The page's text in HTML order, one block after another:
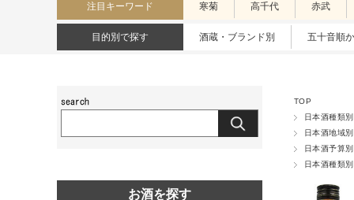
注目キーワード 寒菊 高千代 赤武
目的別で探す 酒蔵・ブランド別 五十音順
TOP
日本酒種類別
日本酒地域別
日本酒予算別
日本酒種類別
お酒を探す